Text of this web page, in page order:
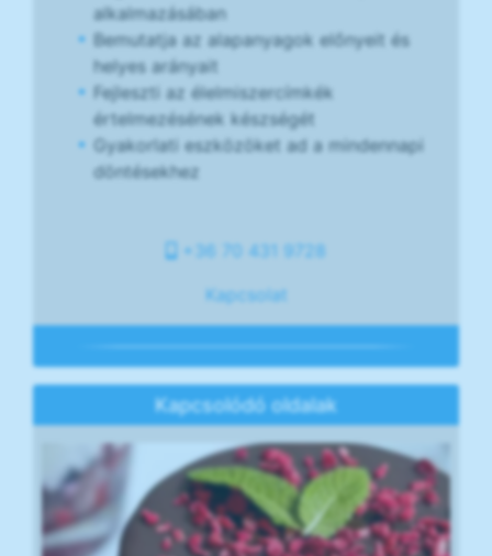
alkalmazásában
Bemutatja az alapanyagok előnyeit és
helyes arányait
Fejleszti az élelmiszercímkék
értelmezésének készségét
Gyakorlati eszközöket ad a mindennapi
döntésekhez
+36 70 431 9728
Kapcsolat
Kapcsolódó oldalak